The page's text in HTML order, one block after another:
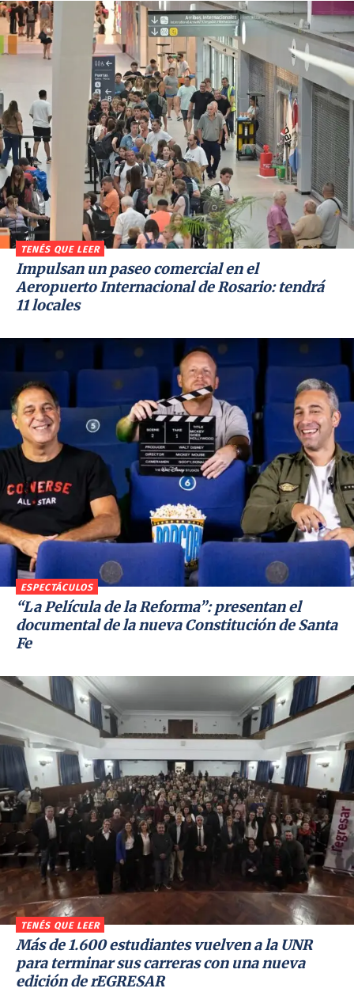
TENÉS QUE LEER
Impulsan un paseo comercial en el
Aeropuerto Internacional de Rosario: tendrá
11 locales
ESPECTÁCULOS
“La Película de la Reforma”: presentan el
documental de la nueva Constitución de Santa
Fe
TENÉS QUE LEER
Más de 1.600 estudiantes vuelven a la UNR
para terminar sus carreras con una nueva
edición de rEGRESAR